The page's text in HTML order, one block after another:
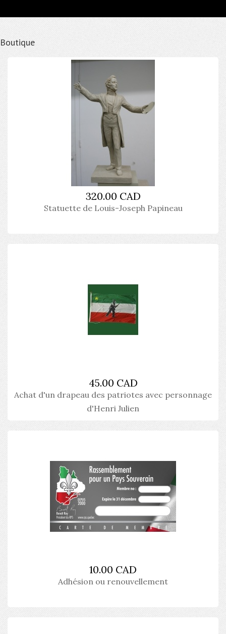
Boutique
320.00 CAD
Statuette de Louis-Joseph Papineau
45.00 CAD
Achat d'un drapeau des patriotes avec personnage
d'Henri Julien
10.00 CAD
Adhésion ou renouvellement